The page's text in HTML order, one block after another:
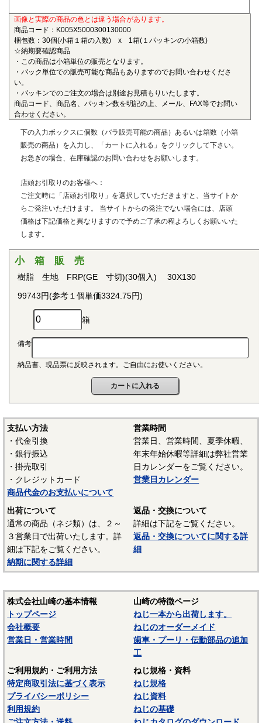
ポリアミドMXD6をベースポリマーとし、ガラス繊維50%で
強化した結晶性のエンジニアリングプラスチックです。エン
プラの中で最も大きい強度・弾性率を有し、耐油性や耐熱性
にも優れることから、金属の代替材料として自動車等輸送機
部品、一般機械、精密機械部品、電気・電子機器部品、土木
建築用部材などの用いられています。
■ポリエーテルエーテルケトン(PEEK)
半結晶性の最高級性能を有するスーパーエンジニアリング
プラスチックです。エンプラのなかでも最高レベルの耐薬品
す。また、耐熱性、耐摩耗性、耐燃性、耐加水分解性にも優
れ、OA機器分野、自動車分野、ICウェハキャリア、LCD製造
用治具などで用いられています。PEEKはVictrex plcの日本に
おける登録商標です。
■ポリプロピレン(PP)
〇連続使用温度115℃（UL認定温度）〇燃焼性UL94 V-2
結晶性の代表的な汎用プラスチックです。比重が0.9と汎用
プラスチックのなかでも最も軽く、耐薬品性、耐加水分解
性、電気的特性にも優れ、応用範囲の広いプラスチックとし
て幅広い分野で用いられています。
結晶性のエンジニアリングプラスチックです。バランスの
取れた機械的性質を有し、かつ優れた耐疲労性で、耐クリー
プ性、摩擦摩耗特性、耐薬品性を備えていることから、金属
おいて広く用いられています。
■ポリアミド（ナイロン、PA）
〇連続使用温度PA6-65℃/PA66-75℃（UL認定温度）〇燃焼性
UL94 V-2
結晶性のエンジニアリングプラスチックです。強靭な材料
で摩擦係数が小さく、しかも耐摩耗性で、自己潤滑性に優れ
ています。耐油性、耐薬品性もよいので機械材料に最適な材
料でありますが、吸湿性が高いので設計上配慮しなければな
らないという問題点もあります。
■ポリスライダー
優れたポリアミドの性質を活かし組成中に黒鉛粒子を均一
に分散させ、浮遊状態にある黒鉛粒子をテープの表面に偏平
状の黒鉛層となるよう製造されたものです。面圧によるクリ
ープ変形はほとんどなく、耐クリープ性、摩擦・摩耗性に優
れておりスラストワッシャーとして各種構造用機器部品に用
いられています。
（以上はサンコーインダストリー様資料抜粋）
表面処理：生地
表面処理を施していない、素材そのままの状態です。鉄の
画像と実際の商品の色とは違う場合があります。
商品コード：K005X5000300130000
梱包数：30個(小箱１箱の入数) x 1箱(１パッキンの小箱数)
☆納期要確認商品
・この商品は小箱単位の販売となります。
・パック単位での販売可能な商品もありますのでお問い合わせくださ
い。
・パッキンでのご注文の場合は別途お見積もりいたします。
商品コード、商品名、パッキン数を明記の上、メール、FAX等でお問い
合わせください。
下の入力ボックスに個数（バラ販売可能の商品）あるいは箱数（小箱
販売の商品）を入力し、「カートに入れる」をクリックして下さい。
お急ぎの場合、在庫確認のお問い合わせをお願いします。
店頭お引取りのお客様へ：
ご注文時に「店頭お引取り」を選択していただきますと、当サイトか
らご発注いただけます。 当サイトからの発注でない場合には、店頭
価格は下記価格と異なりますので予めご了承の程よろしくお願いいた
します。
小 箱 販 売
樹脂 生地 FRP(GE 寸切)(30個入) 30X130
99743円(参考１個単価3324.75円)
箱
備考
納品書、現品票に反映されます。ご自由にお使いください。
支払い方法
・代金引換
・銀行振込
・掛売取引
・クレジットカード
商品代金のお支払いについて
営業時間
営業日、営業時間、夏季休暇、
年末年始休暇等詳細は弊社営業
日カレンダーをご覧ください。
営業日カレンダー
出荷について
通常の商品（ネジ類）は、２～
３営業日で出荷いたします。詳
細は下記をご覧ください。
納期に関する詳細
返品・交換について
詳細は下記をご覧ください。
返品・交換についてに関する詳
細
株式会社山崎の基本情報
トップページ
会社概要
営業日・営業時間
山崎の特徴ページ
ねじ一本から出荷します。
ねじのオーダーメイド
歯車・プーリ・伝動部品の追加
工
ご利用規約・ご利用方法
特定商取引法に基づく表示
プライバシーポリシー
利用規約
ねじ規格・資料
ねじ規格
ねじ資料
ねじの基礎